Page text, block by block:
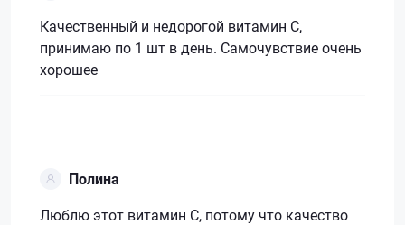
Качественный и недорогой витамин С,
принимаю по 1 шт в день. Самочувствие очень
хорошее
Полина
Люблю этот витамин С, потому что качество